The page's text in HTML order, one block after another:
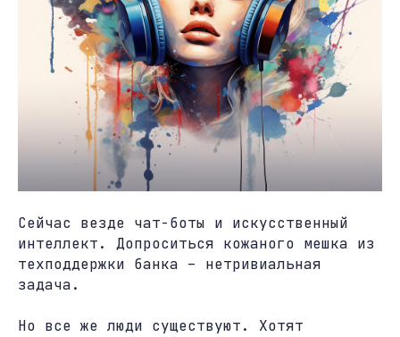
Сейчас везде чат-боты и искусственный
интеллект. Допроситься кожаного мешка из
техподдержки банка – нетривиальная
задача.
Но все же люди существуют. Хотят